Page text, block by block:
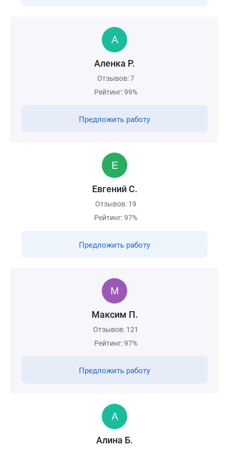
Аленка Р.
Отзывов: 7
Рейтинг: 99%
Предложить работу
Евгений С.
Отзывов: 19
Рейтинг: 97%
Предложить работу
Максим П.
Отзывов: 121
Рейтинг: 97%
Предложить работу
Алина Б.